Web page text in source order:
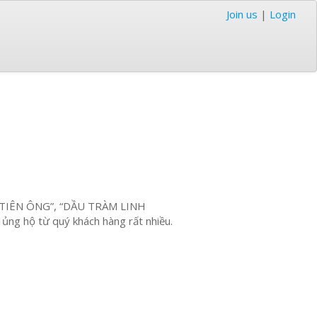
Join us | Login
ÔNG”, “DẦU TRÀM LINH
hộ từ quý khách hàng rất nhiều.